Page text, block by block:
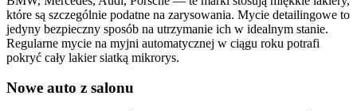
które są szczególnie podatne na zarysowania. Mycie detailingowe to
jedyny bezpieczny sposób na utrzymanie ich w idealnym stanie.
Regularne mycie na myjni automatycznej w ciągu roku potrafi
pokryć cały lakier siatką mikrorys.
Nowe auto z salonu